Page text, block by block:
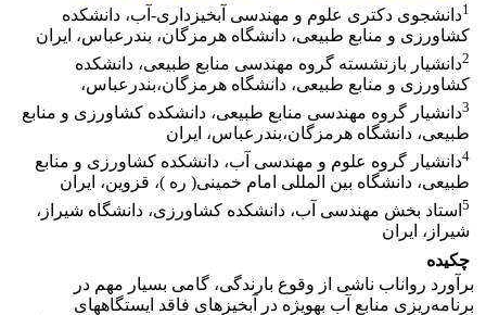
1دانشجوی دکتری علوم و مهندسی آبخیزداری-آب، دانشکده
کشاورزی و منابع طبیعی، دانشگاه هرمزگان، بندرعباس، ایران
2دانشیار بازنشسته گروه مهندسی منابع طبیعی، دانشکده
کشاورزی و منابع طبیعی، دانشگاه هرمزگان،بندرعباس،
3دانشیار گروه مهندسی منابع طبیعی، دانشکده کشاورزی و منابع
طبیعی، دانشگاه هرمزگان،بندرعباس، ایران
4دانشیار گروه علوم و مهندسی آب، دانشکده کشاورزی و منابع
طبیعی، دانشگاه بین المللی امام خمینی( ره )، قزوین، ایران
5 استاد بخش مهندسی آب، دانشکده کشاورزی، دانشگاه شیراز،
شیراز، ایران
چکیده
برآورد رواناب ناشی از وقوع بارندگی، گامی بسیار مهم در
برنامه‌ریزی منابع آب به­ویژه در آبخیزهای فاقد ایستگاه­های